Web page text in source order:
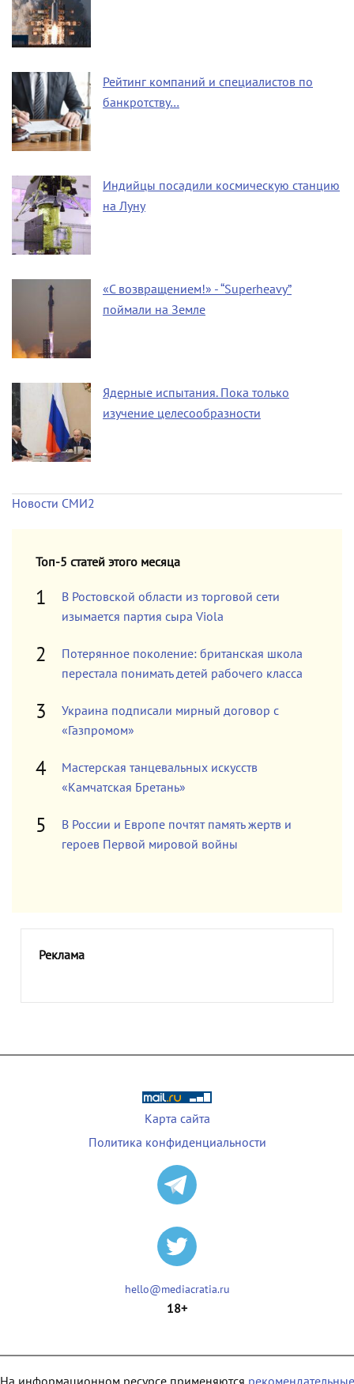
Рейтинг компаний и специалистов по
банкротству…
Индийцы посадили космическую станцию
на Луну
«С возвращением!» - “Superheavy”
поймали на Земле
Ядерные испытания. Пока только
изучение целесообразности
Новости СМИ2
Топ-5 статей этого месяца
В Ростовской области из торговой сети
изымается партия сыра Viola
Потерянное поколение: британская школа
перестала понимать детей рабочего класса
Украина подписали мирный договор с
«Газпромом»
Мастерская танцевальных искусств
«Камчатская Бретань»
В России и Европе почтят память жертв и
героев Первой мировой войны
Реклама
Карта сайта
Политика конфиденциальности
hello@mediacratia.ru
18+